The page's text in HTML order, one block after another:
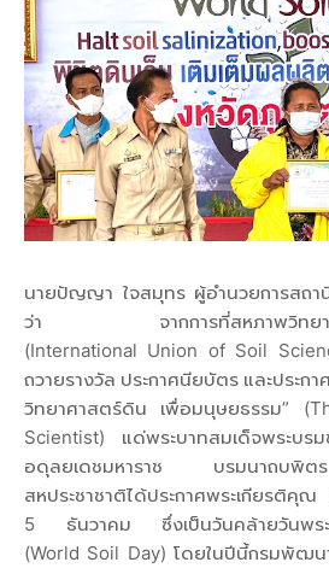
นายปัญญา ใจสมุทร ผู้อำนวยการสถ
ว่า จากการที่สหภาพวิทยาศา
(International Union of Soil
ถวายรางวัล ประกาศนียบัตร และประก
วิทยาศาสตร์ดิน เพื่อมนุษยธรรม”
Scientist) แด่พระบาทสมเด็จพระบร
อดุลยเดชมหาราช บรมนาถบพิ
สหประชาชาติได้ประกาศพระเกียรติคุณ
5 ธันวาคม ซึ่งเป็นวันคล้ายวันพระ
(World Soil Day) โดยในปีนี้กรมพัฒ